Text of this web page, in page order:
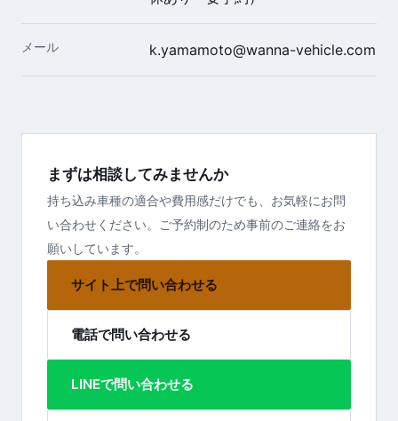
メール k.yamamoto@wanna-vehicle.com
まずは相談してみませんか
持ち込み車種の適合や費用感だけでも、お気軽にお問
い合わせください。ご予約制のため事前のご連絡をお
願いしています。
サイト上で問い合わせる
電話で問い合わせる
LINEで問い合わせる